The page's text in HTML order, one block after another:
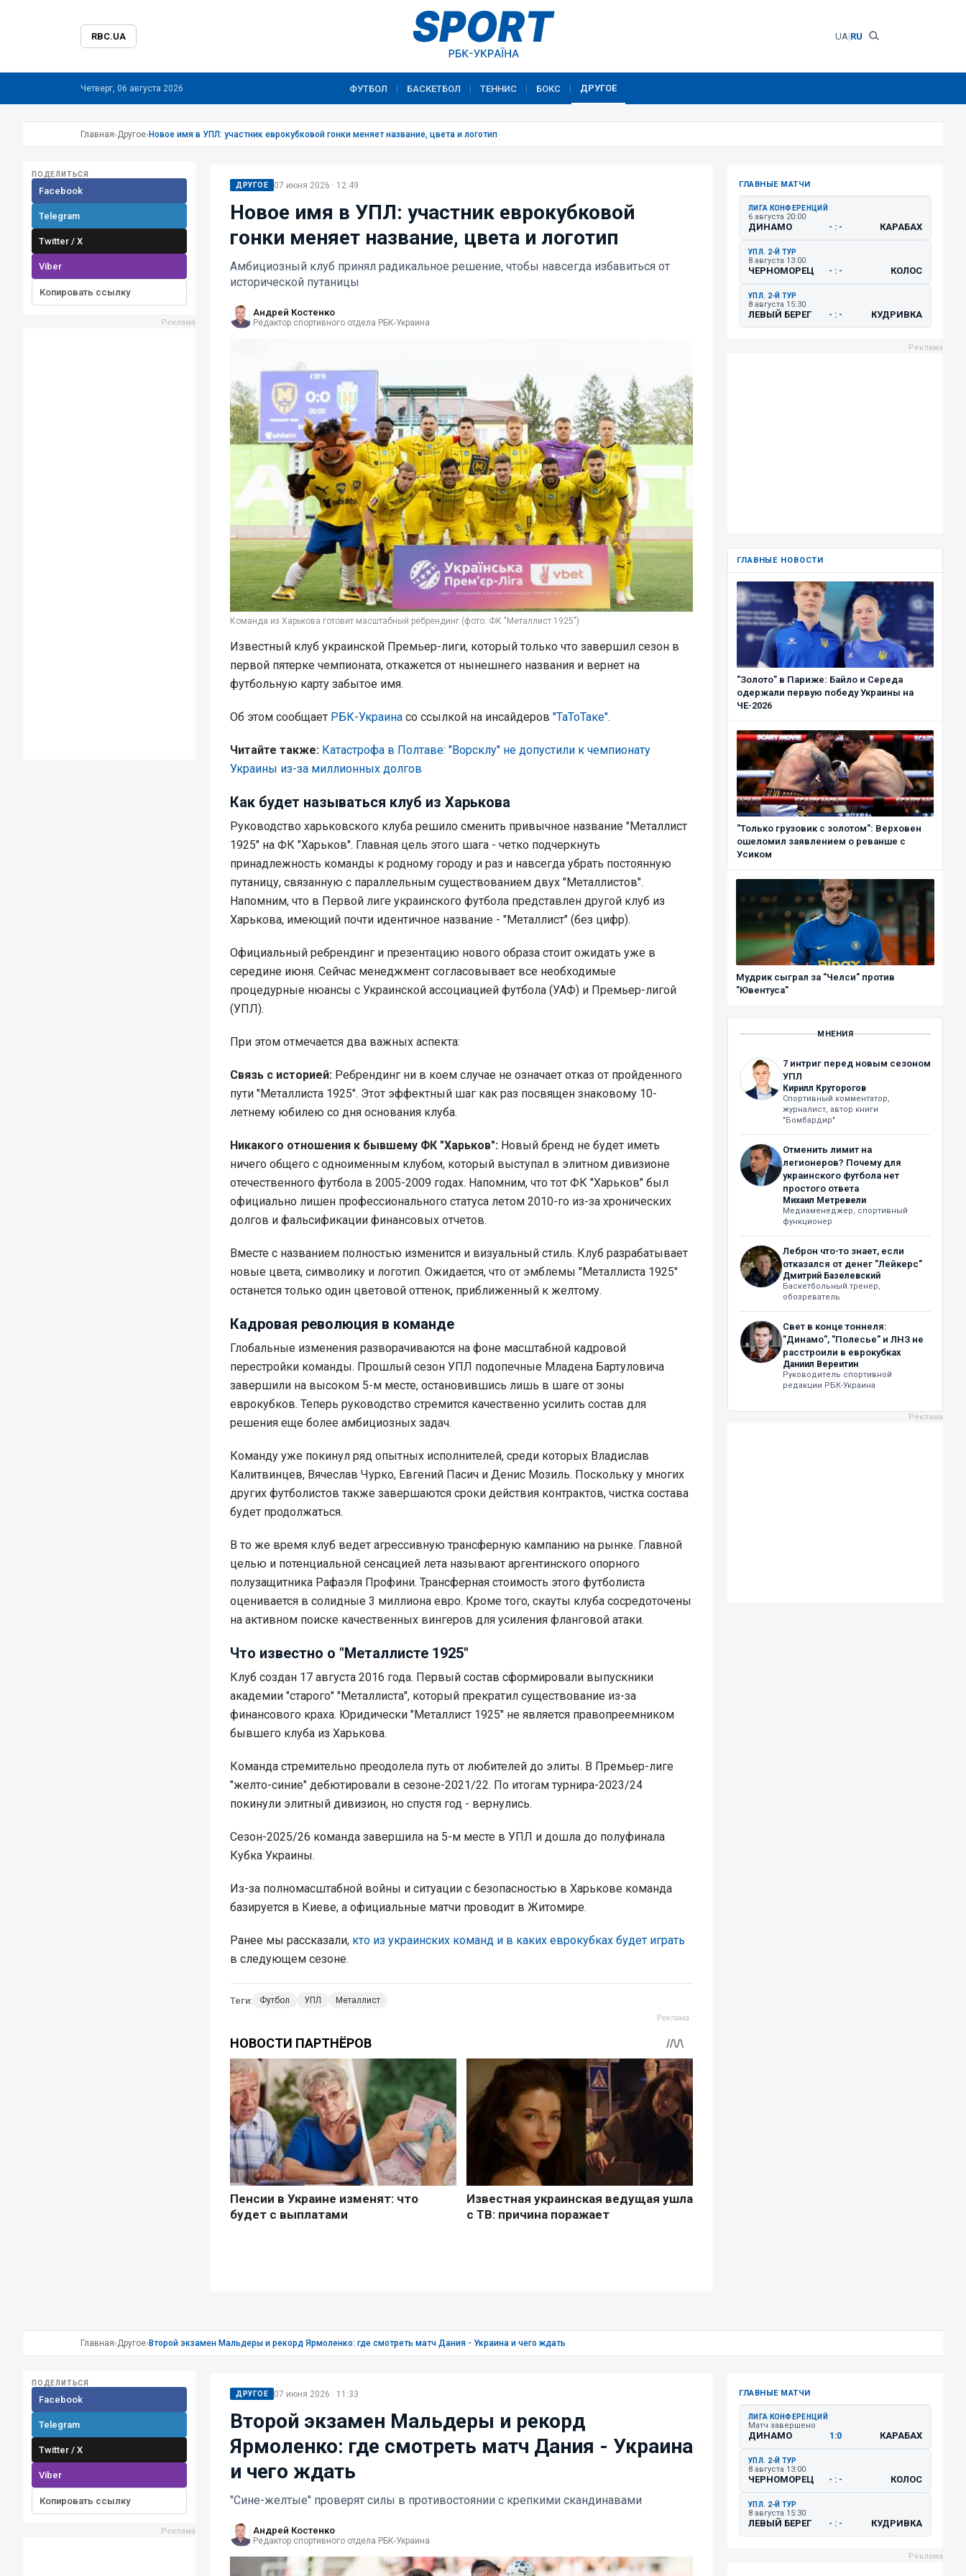
RBC.UA UA|RU
Четверг, 06 августа 2026 ФУТБОЛ БАСКЕТБОЛ ТЕННИС БОКС ДРУГОЕ
Главная›Другое› Новое имя в УПЛ: участник еврокубковой гонки меняет название, цвета и логотип
ПОДЕЛИТЬСЯ
Facebook
Telegram
Twitter / X
Viber
Копировать ссылку
ДРУГОЕ 07 июня 2026 · 12:49
Новое имя в УПЛ: участник еврокубковой
гонки меняет название, цвета и логотип
Амбициозный клуб принял радикальное решение, чтобы навсегда избавиться от
исторической путаницы
Андрей Костенко
Редактор спортивного отдела РБК-Украина
Команда из Харькова готовит масштабный ребрендинг (фото: ФК "Металлист 1925")
Известный клуб украинской Премьер-лиги, который только что завершил сезон в
первой пятерке чемпионата, откажется от нынешнего названия и вернет на
футбольную карту забытое имя.
Об этом сообщает РБК-Украина со ссылкой на инсайдеров "ТаТоТаке".
Читайте также: Катастрофа в Полтаве: "Ворсклу" не допустили к чемпионату
Украины из-за миллионных долгов
Как будет называться клуб из Харькова
Руководство харьковского клуба решило сменить привычное название "Металлист
1925" на ФК "Харьков". Главная цель этого шага - четко подчеркнуть
принадлежность команды к родному городу и раз и навсегда убрать постоянную
путаницу, связанную с параллельным существованием двух "Металлистов".
Напомним, что в Первой лиге украинского футбола представлен другой клуб из
Харькова, имеющий почти идентичное название - "Металлист" (без цифр).
Официальный ребрендинг и презентацию нового образа стоит ожидать уже в
середине июня. Сейчас менеджмент согласовывает все необходимые
процедурные нюансы с Украинской ассоциацией футбола (УАФ) и Премьер-лигой
(УПЛ).
При этом отмечается два важных аспекта:
Связь с историей: Ребрендинг ни в коем случае не означает отказ от пройденного
пути "Металлиста 1925". Этот эффектный шаг как раз посвящен знаковому 10-
летнему юбилею со дня основания клуба.
Никакого отношения к бывшему ФК "Харьков": Новый бренд не будет иметь
ничего общего с одноименным клубом, который выступал в элитном дивизионе
отечественного футбола в 2005-2009 годах. Напомним, что тот ФК "Харьков" был
официально лишен профессионального статуса летом 2010-го из-за хронических
долгов и фальсификации финансовых отчетов.
Вместе с названием полностью изменится и визуальный стиль. Клуб разрабатывает
новые цвета, символику и логотип. Ожидается, что от эмблемы "Металлиста 1925"
останется только один цветовой оттенок, приближенный к желтому.
Кадровая революция в команде
Глобальные изменения разворачиваются на фоне масштабной кадровой
перестройки команды. Прошлый сезон УПЛ подопечные Младена Бартуловича
завершили на высоком 5-м месте, остановившись лишь в шаге от зоны
еврокубков. Теперь руководство стремится качественно усилить состав для
решения еще более амбициозных задач.
Команду уже покинул ряд опытных исполнителей, среди которых Владислав
Калитвинцев, Вячеслав Чурко, Евгений Пасич и Денис Мозиль. Поскольку у многих
других футболистов также завершаются сроки действия контрактов, чистка состава
будет продолжаться.
В то же время клуб ведет агрессивную трансферную кампанию на рынке. Главной
целью и потенциальной сенсацией лета называют аргентинского опорного
полузащитника Рафаэля Профини. Трансферная стоимость этого футболиста
оценивается в солидные 3 миллиона евро. Кроме того, скауты клуба сосредоточены
на активном поиске качественных вингеров для усиления фланговой атаки.
Что известно о "Металлисте 1925"
Клуб создан 17 августа 2016 года. Первый состав сформировали выпускники
академии "старого" "Металлиста", который прекратил существование из-за
финансового краха. Юридически "Металлист 1925" не является правопреемником
бывшего клуба из Харькова.
Команда стремительно преодолела путь от любителей до элиты. В Премьер-лиге
"желто-синие" дебютировали в сезоне-2021/22. По итогам турнира-2023/24
покинули элитный дивизион, но спустя год - вернулись.
Сезон-2025/26 команда завершила на 5-м месте в УПЛ и дошла до полуфинала
Кубка Украины.
Из-за полномасштабной войны и ситуации с безопасностью в Харькове команда
базируется в Киеве, а официальные матчи проводит в Житомире.
Ранее мы рассказали, кто из украинских команд и в каких еврокубках будет играть
в следующем сезоне.
Теги: Футбол УПЛ Металлист
ГЛАВНЫЕ МАТЧИ
ЛИГА КОНФЕРЕНЦИЙ
6 августа 20:00
ДИНАМО - : - КАРАБАХ
УПЛ. 2-Й ТУР
8 августа 13:00
ЧЕРНОМОРЕЦ - : - КОЛОС
УПЛ. 2-Й ТУР
8 августа 15:30
ЛЕВЫЙ БЕРЕГ - : - КУДРИВКА
ГЛАВНЫЕ НОВОСТИ
"Золото" в Париже: Байло и Середа
одержали первую победу Украины на
ЧЕ-2026
"Только грузовик с золотом": Верховен
ошеломил заявлением о реванше с
Усиком
Мудрик сыграл за "Челси" против
"Ювентуса"
МНЕНИЯ
7 интриг перед новым сезоном
УПЛ
Кирилл Круторогов
Спортивный комментатор,
журналист, автор книги
"Бомбардир"
Отменить лимит на
легионеров? Почему для
украинского футбола нет
простого ответа
Михаил Метревели
Медиаменеджер, спортивный
функционер
Леброн что-то знает, если
отказался от денег "Лейкерс"
Дмитрий Базелевский
Баскетбольный тренер,
обозреватель
Свет в конце тоннеля:
"Динамо", "Полесье" и ЛНЗ не
расстроили в еврокубках
Даниил Вереитин
Руководитель спортивной
редакции РБК-Украина
Главная›Другое› Второй экзамен Мальдеры и рекорд Ярмоленко: где смотреть матч Дания - Украина и чего ждать
ПОДЕЛИТЬСЯ
Facebook
Telegram
Twitter / X
Viber
Копировать ссылку
ДРУГОЕ 07 июня 2026 · 11:33
Второй экзамен Мальдеры и рекорд
Ярмоленко: где смотреть матч Дания - Украина
и чего ждать
"Сине-желтые" проверят силы в противостоянии с крепкими скандинавами
Андрей Костенко
Редактор спортивного отдела РБК-Украина
ГЛАВНЫЕ МАТЧИ
ЛИГА КОНФЕРЕНЦИЙ
Матч завершено
ДИНАМО 1:0 КАРАБАХ
УПЛ. 2-Й ТУР
8 августа 13:00
ЧЕРНОМОРЕЦ - : - КОЛОС
УПЛ. 2-Й ТУР
8 августа 15:30
ЛЕВЫЙ БЕРЕГ - : - КУДРИВКА